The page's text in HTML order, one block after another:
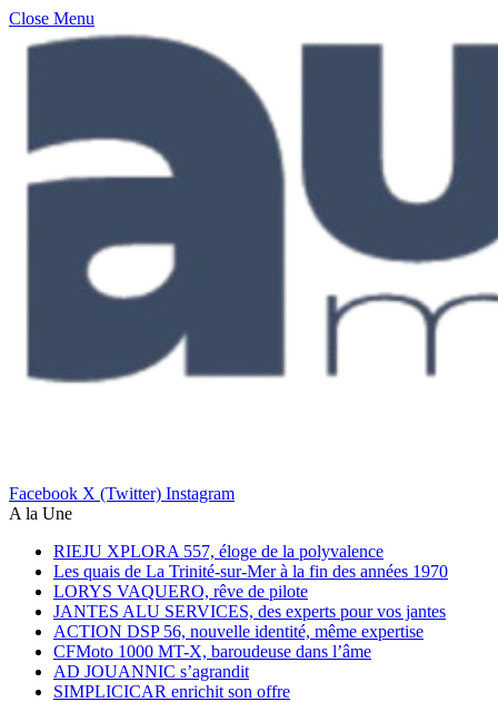
Close Menu
Facebook X (Twitter) Instagram
A la Une
RIEJU XPLORA 557, éloge de la polyvalence
Les quais de La Trinité-sur-Mer à la fin des années 1970
LORYS VAQUERO, rêve de pilote
JANTES ALU SERVICES, des experts pour vos jantes
ACTION DSP 56, nouvelle identité, même expertise
CFMoto 1000 MT-X, baroudeuse dans l’âme
AD JOUANNIC s’agrandit
SIMPLICICAR enrichit son offre